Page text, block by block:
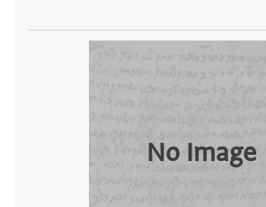
No Image